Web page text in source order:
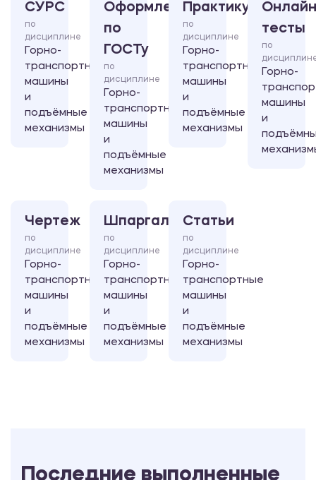
СУРС
по
дисциплине
Горно-
транспортные
машины
и
подъёмные
механизмы
Оформление
по
ГОСТу
по
дисциплине
Горно-
транспортные
машины
и
подъёмные
механизмы
Практикум
по
дисциплине
Горно-
транспортные
машины
и
подъёмные
механизмы
тесты
по
Горно-
машины
и
Чертеж
по
дисциплине
Горно-
транспортные
машины
и
подъёмные
механизмы
Шпаргалка
по
дисциплине
Горно-
транспортные
машины
и
подъёмные
механизмы
Статьи
по
дисциплине
Горно-
транспортные
машины
и
подъёмные
механизмы
Последние выполненные